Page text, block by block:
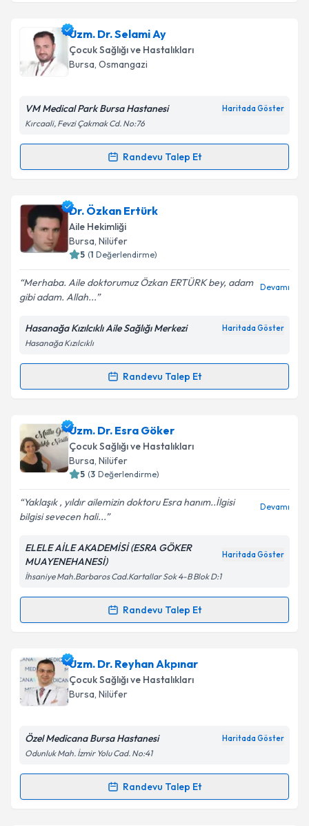
kapsamda işlenmesini kabul ediyorum.
Takvim Talebini Gönder
Uzm. Dr. Mümine Hacıoğlu
talebi oluşturun. Size bu uzmandan randevu almanız
için bir takvim hazırlandığında e-posta ile
bilgilendireceğiz.
Kişisel verilerimin işlenmesine ilişkinAydınlatma
kapsamda işlenmesini kabul ediyorum.
Takvim Talebini Gönder
Uzm. Dr. Selami Ay
Çocuk Sağlığı ve Hastalıkları
Bursa, Osmangazi
VM Medical Park Bursa Hastanesi Haritada Göster
Kırcaali, Fevzi Çakmak Cd. No:76
Randevu Talep Et
Randevu Takvimi Talebi
Uzm. Dr. Selami Ayiçin randevu takvimi talebi
oluşturun. Size bu uzmandan randevu almanız için bir
takvim hazırlandığında e-posta ile bilgilendireceğiz.
Kişisel verilerimin işlenmesine ilişkin
Aydınlatma
Metni'ni okudum ve kişisel verilerimin belirtilen
kapsamda işlenmesini kabul ediyorum.
Dr. Özkan Ertürk
Aile Hekimliği
Bursa, Nilüfer
5 (1 Değerlendirme)
Merhaba. Aile doktorumuz Özkan ERTÜRK bey, adam
gibi adam. Allah...
Devamı
Hasanağa Kızılcıklı Aile Sağlığı Merkezi Haritada Göster
Hasanağa Kızılcıklı
Randevu Talep Et
Randevu Takvimi Talebi
Dr. Özkan Ertürkiçin randevu takvimi talebi
oluşturun. Size bu uzmandan randevu almanız için bir
takvim hazırlandığında e-posta ile bilgilendireceğiz.
Kişisel verilerimin işlenmesine ilişkin
Aydınlatma
Metni'ni okudum ve kişisel verilerimin belirtilen
kapsamda işlenmesini kabul ediyorum.
Takvim Talebini Gönder
Uzm. Dr. Esra Göker
Çocuk Sağlığı ve Hastalıkları
Bursa, Nilüfer
5 (3 Değerlendirme)
Yaklaşık , yıldır ailemizin doktoru Esra hanım..İlgisi
bilgisi sevecen hali...
Devamı
ELELE AİLE AKADEMİSİ (ESRA GÖKER
MUAYENEHANESİ)
Haritada Göster
İhsaniye Mah.Barbaros Cad.Kartallar Sok 4-B Blok D:1
Randevu Talep Et
Randevu Takvimi Talebi
Uzm. Dr. Esra Gökeriçin randevu takvimi talebi
oluşturun. Size bu uzmandan randevu almanız için bir
takvim hazırlandığında e-posta ile bilgilendireceğiz.
Kişisel verilerimin işlenmesine ilişkin
Metni'ni okudum ve kişisel verilerimin belirtilen
Uzm. Dr. Reyhan Akpınar
Çocuk Sağlığı ve Hastalıkları
Bursa, Nilüfer
Özel Medicana Bursa Hastanesi Haritada Göster
Odunluk Mah. İzmir Yolu Cad. No:41
Randevu Talep Et
Randevu Takvimi Talebi